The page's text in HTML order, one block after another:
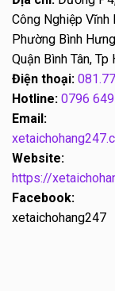
Công Nghiệp Vĩnh
Phường Bình
Quận Bình Tân, Tp
Điện thoại:
Hotline: 0796
Email:
Website:
https://
Facebook:
xetaichohang247